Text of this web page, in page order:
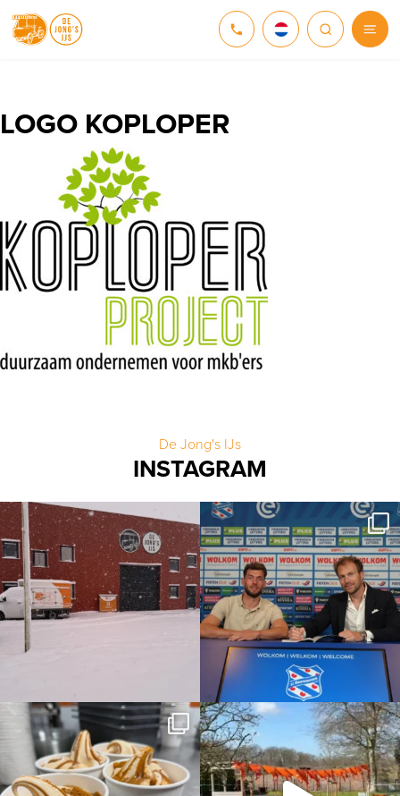
NEDERLANDS
ENGLISH
LOGO KOPLOPER
De Jong's IJs
INSTAGRAM